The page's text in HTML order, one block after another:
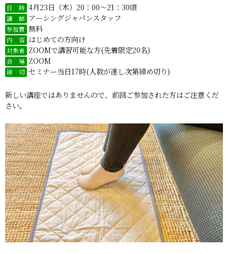
日 時 4月23日（木）20：00～21：30頃
講 師 アーシングジャパンスタッフ
参加費 無料
内 容 はじめての方向け
対象者 ZOOMで講習可能な方(先着限定20名)
会 場 ZOOM
締 切 セミナー当日17時(人数が達し次第締め切り)
新しい講座ではありませんので、前回ご参加された方はご注意くだ
さい。